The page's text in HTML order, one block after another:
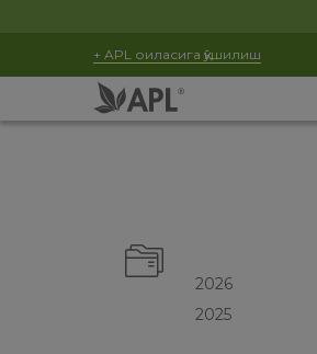
+ APL оиласига қўшилиш
2026
2025